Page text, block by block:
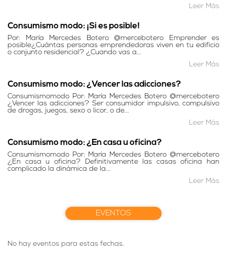
Leer Más
Consumismo modo: ¡Si es posible!
Por: María Mercedes Botero @mercebotero Emprender es
posible¿Cuántas personas emprendedoras viven en tu edificio
o conjunto residencial? ¿Cuando vas a...
Leer Más
Consumismo modo: ¿Vencer las adicciones?
Consumismomodo Por: María Mercedes Botero @mercebotero
¿Vencer las adicciones? Ser consumidor impulsivo, compulsivo
de drogas, juegos, sexo o licor, o de...
Leer Más
Consumismo modo: ¿En casa u oficina?
Consumismomodo Por: María Mercedes Botero @mercebotero
¿En casa u oficina? Definitivamente las casas oficina han
complicado la dinámica de la...
Leer Más
EVENTOS
No hay eventos para estas fechas.